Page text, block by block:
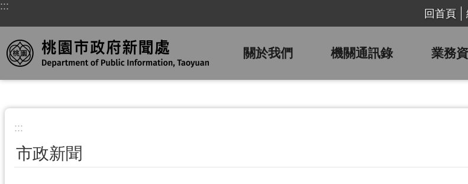
跳到主要內容區塊
:::
回首頁
關於我們 機關通訊錄 業務
:::
市政新聞